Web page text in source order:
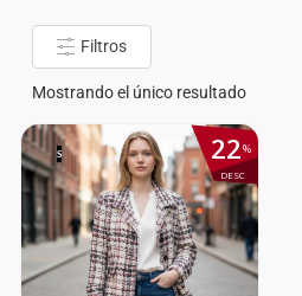
Filtros
Mostrando el único resultado
S %
DESC
22